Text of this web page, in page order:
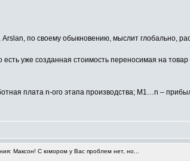
по своему обыкновению, мыслит глобально,
есть уже созданная стоимость переносимая на
плата n-ого этапа производства; M1…n –
Максон! С юмором у Вас проблем нет, но...